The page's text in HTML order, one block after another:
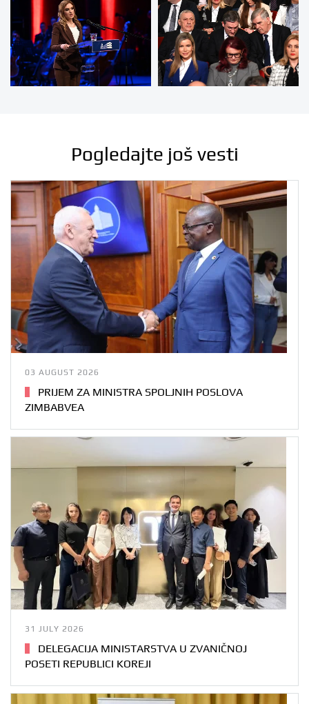
Pogledajte još vesti
03 AUGUST 2026
PRIJEM ZA MINISTRA SPOLJNIH POSLOVA
ZIMBABVEA
31 JULY 2026
DELEGACIJA MINISTARSTVA U ZVANIČNOJ
POSETI REPUBLICI KOREJI